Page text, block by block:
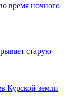
время ночного
старую
Курской земли